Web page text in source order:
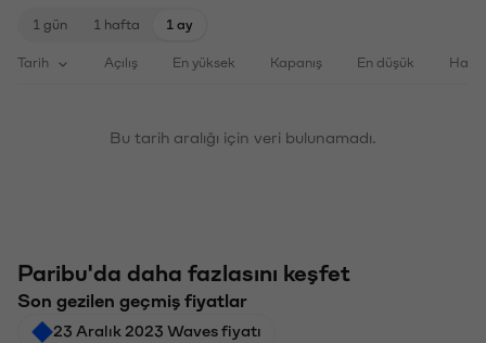
1 gün 1 hafta 1 ay
Tarih Açılış En yüksek Kapanış En düşük
Bu tarih aralığı için veri bulunamadı.
Paribu'da daha fazlasını keşfet
Son gezilen geçmiş fiyatlar
23 Aralık 2023 Waves fiyatı